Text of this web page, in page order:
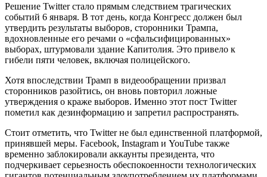
Решение Twitter стало прямым следствием трагических
событий 6 января. В тот день, когда Конгресс должен был
утвердить результаты выборов, сторонники Трампа,
вдохновленные его речами о «сфальсифицированных»
выборах, штурмовали здание Капитолия. Это привело к
гибели пяти человек, включая полицейского.
Хотя впоследствии Трамп в видеообращении призвал
сторонников разойтись, он вновь повторил ложные
утверждения о краже выборов. Именно этот пост Twitter
пометил как дезинформацию и запретил распространять.
Стоит отметить, что Twitter не был единственной платформой,
принявшей меры. Facebook, Instagram и YouTube также
временно заблокировали аккаунты президента, что
подчеркивает серьезность обеспокоенности технологических